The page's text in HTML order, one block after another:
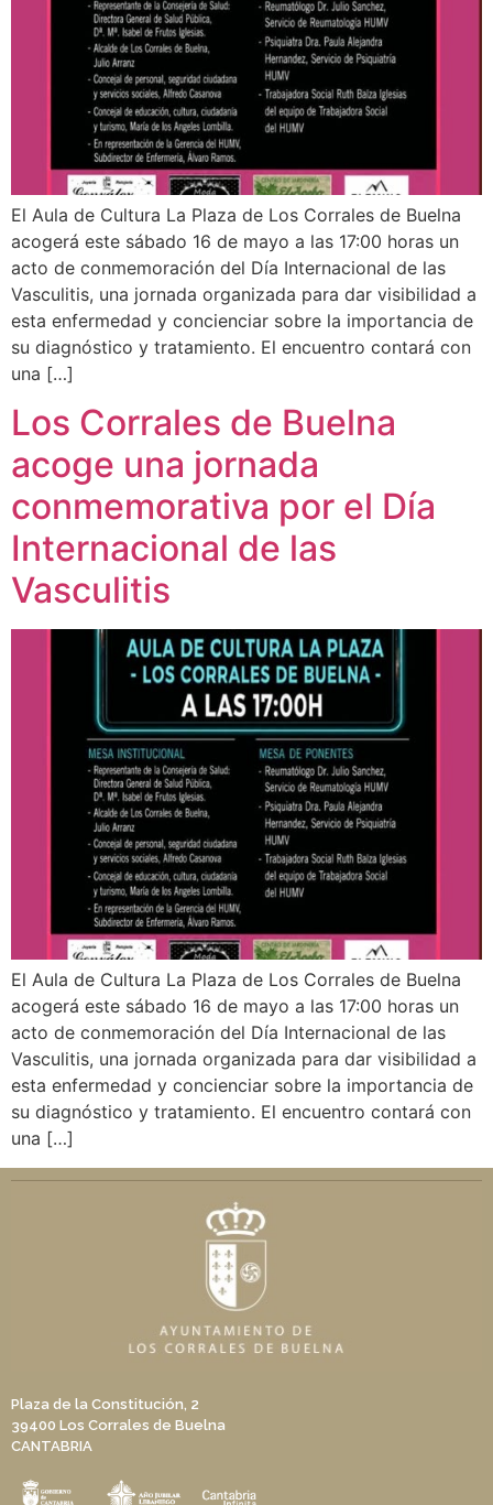
El Aula de Cultura La Plaza de Los Corrales de Buelna
acogerá este sábado 16 de mayo a las 17:00 horas un
acto de conmemoración del Día Internacional de las
Vasculitis, una jornada organizada para dar visibilidad a
esta enfermedad y concienciar sobre la importancia de
su diagnóstico y tratamiento. El encuentro contará con
una […]
Los Corrales de Buelna
acoge una jornada
conmemorativa por el Día
Internacional de las
Vasculitis
El Aula de Cultura La Plaza de Los Corrales de Buelna
acogerá este sábado 16 de mayo a las 17:00 horas un
acto de conmemoración del Día Internacional de las
Vasculitis, una jornada organizada para dar visibilidad a
esta enfermedad y concienciar sobre la importancia de
su diagnóstico y tratamiento. El encuentro contará con
una […]
Plaza de la Constitución, 2
39400 Los Corrales de Buelna
CANTABRIA